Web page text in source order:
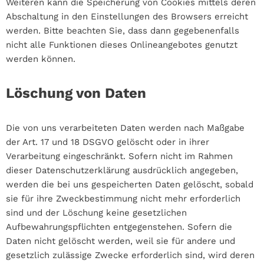
Weiteren kann die Speicherung von Cookies mittels deren
Abschaltung in den Einstellungen des Browsers erreicht
werden. Bitte beachten Sie, dass dann gegebenenfalls
nicht alle Funktionen dieses Onlineangebotes genutzt
werden können.
Löschung von Daten
Die von uns verarbeiteten Daten werden nach Maßgabe
der Art. 17 und 18 DSGVO gelöscht oder in ihrer
Verarbeitung eingeschränkt. Sofern nicht im Rahmen
dieser Datenschutzerklärung ausdrücklich angegeben,
werden die bei uns gespeicherten Daten gelöscht, sobald
sie für ihre Zweckbestimmung nicht mehr erforderlich
sind und der Löschung keine gesetzlichen
Aufbewahrungspflichten entgegenstehen. Sofern die
Daten nicht gelöscht werden, weil sie für andere und
gesetzlich zulässige Zwecke erforderlich sind, wird deren